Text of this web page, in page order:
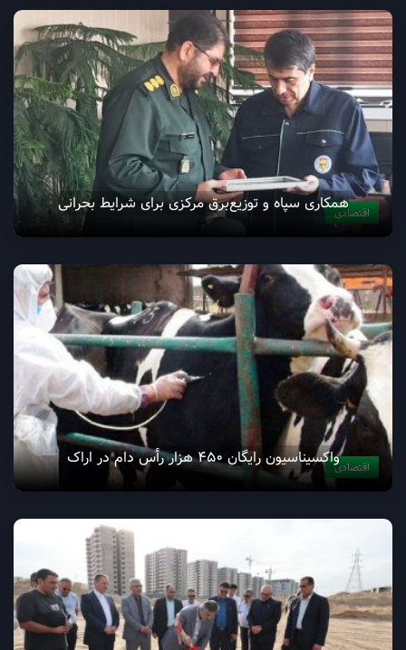
اقتصادیهمکاری سپاه و توزیع‌برق مرکزی برای شرایط بحرانی
اقتصادیواکسیناسیون رایگان ۴۵۰ هزار رأس دام در اراک